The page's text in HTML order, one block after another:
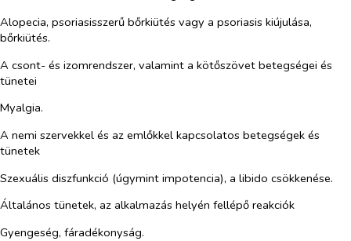
Alopecia, psoriasisszerű bőrkiütés vagy a psoriasis kiújulása,
bőrkiütés.
A csont- és izomrendszer, valamint a kötőszövet betegségei és
tünetei
Myalgia.
A nemi szervekkel és az emlőkkel kapcsolatos betegségek és
tünetek
Szexuális diszfunkció (úgymint impotencia), a libido csökkenése.
Általános tünetek, az alkalmazás helyén fellépő reakciók
Gyengeség, fáradékonyság.